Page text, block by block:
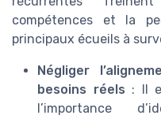
compétences et la
principaux écueils à
Négliger
besoins réels : Il
l’importance